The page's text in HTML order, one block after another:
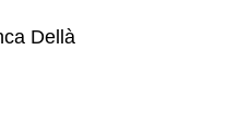
Dellà